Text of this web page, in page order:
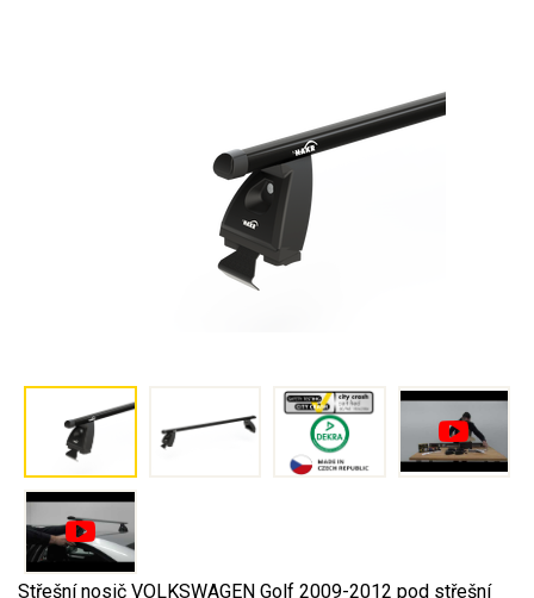
Střešní nosič VOLKSWAGEN Golf 2009-2012 pod střešní